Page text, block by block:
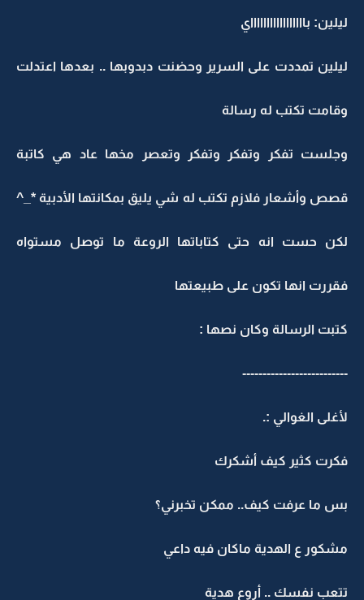
ليلين: باااااااااااااااااي
ليلين تمددت على السرير وحضنت دبدوبها .. بعدها اعتدلت
وقامت تكتب له رسالة
وجلست تفكر وتفكر وتفكر وتعصر مخها عاد هي كاتبة
قصص وأشعار فلازم تكتب له شي يليق بمكانتها الأدبية *_^
لكن حست انه حتى كتاباتها الروعة ما توصل مستواه
فقررت انها تكون على طبيعتها
كتبت الرسالة وكان نصها :
--------------------------
لأغلى الغوالي :.
فكرت كثير كيف أشكرك
بس ما عرفت كيف.. ممكن تخبرني؟
مشكور ع الهدية ماكان فيه داعي
تتعب نفسك .. أروع هدية